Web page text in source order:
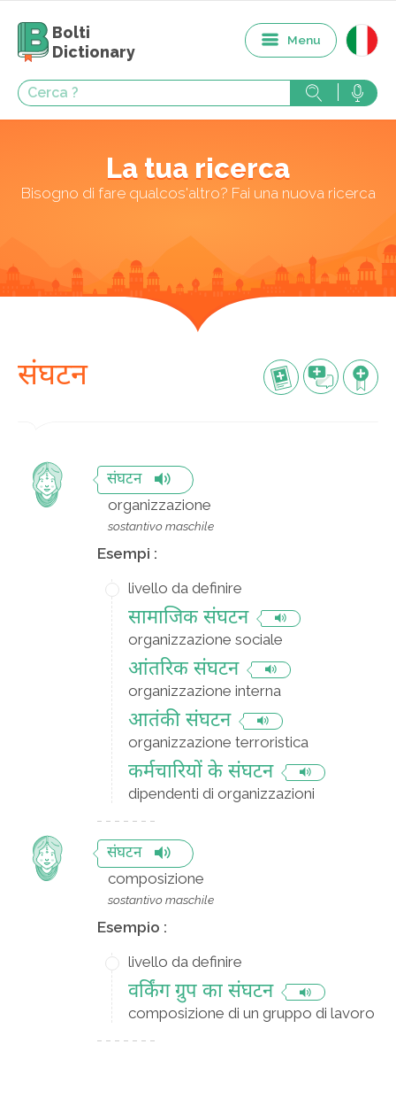
Bolti
Dictionary
Menu
La tua ricerca
Bisogno di fare qualcos'altro? Fai una nuova ricerca
संघटन
संघटन
organizzazione
sostantivo maschile
Esempi :
livello da definire
सामाजिक संघटन
organizzazione sociale
आंतरिक संघटन
organizzazione interna
आतंकी संघटन
organizzazione terroristica
कर्मचारियों के संघटन
dipendenti di organizzazioni
संघटन
composizione
sostantivo maschile
Esempio :
livello da definire
वर्किंग ग्रुप का संघटन
composizione di un gruppo di lavoro